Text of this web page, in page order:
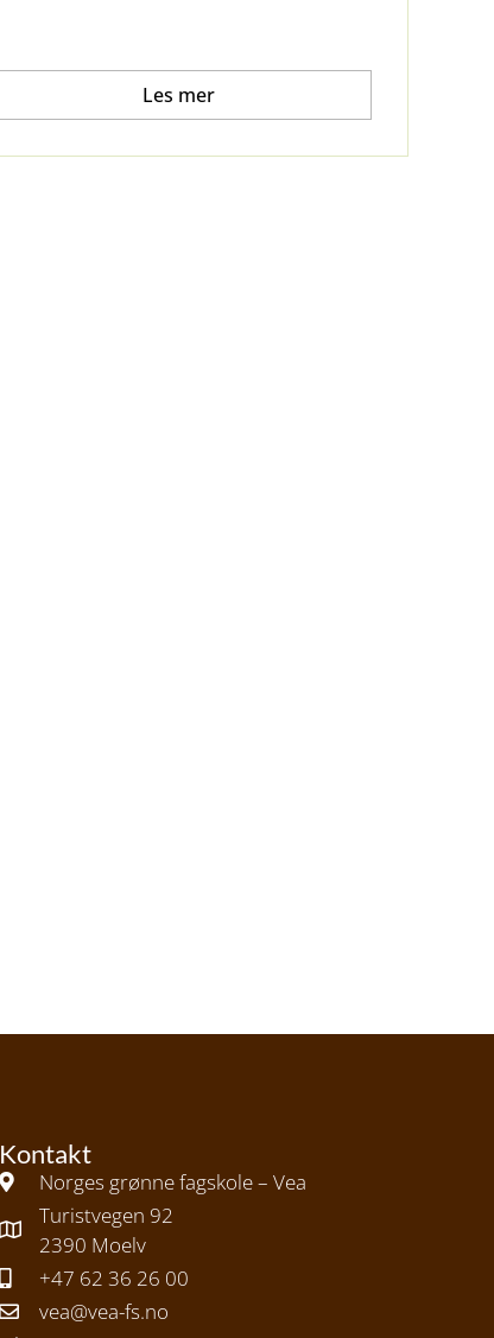
Les mer
Kontakt
Norges grønne fagskole – Vea
Turistvegen 92
2390 Moelv
+47 62 36 26 00
vea@vea-fs.no